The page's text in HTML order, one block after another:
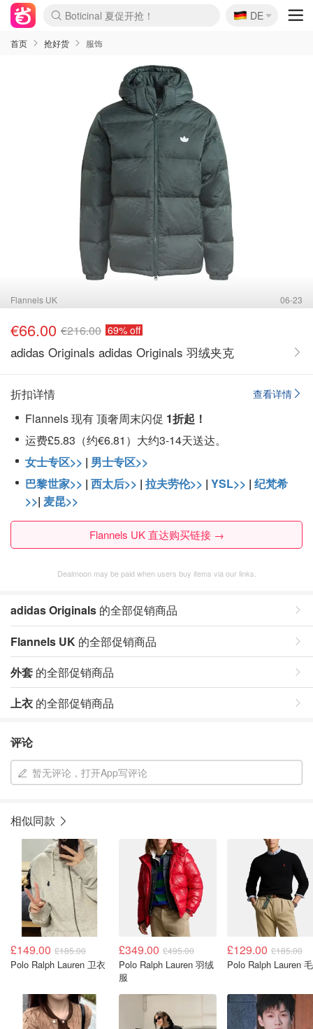
Boticinal 夏促开抢！
4折！lulu周四疯狂上新
还没结束！&OtherStories大促
Joybuy变相75折 随时失效
速领！Stanley独家85折
疑似霸哥！Camper额外叠85折
Zalando 奥莱闪促！每日更新
Moncler反季囤！5折起+叠9折
Coach Brooklyn仅€192
🇩🇪
DE
首页 抢好货 服饰
Flannels UK 06-23
€66.00 €216.00 69% off
adidas Originals adidas Originals 羽绒夹克
查看详情
折扣详情
Flannels 现有 顶奢周末闪促 1折起！
运费£5.83（约€6.81）大约3-14天送达。
女士专区>> | 男士专区>>
巴黎世家>> | 西太后>> | 拉夫劳伦>> | YSL>> | 纪梵希
>>| 麦昆>>
Flannels UK 直达购买链接 →
Dealmoon may be paid when users buy items via our links.
adidas Originals 的全部促销商品
Flannels UK 的全部促销商品
外套 的全部促销商品
上衣 的全部促销商品
评论
暂无评论，打开App写评论
相似同款
£149.00 £185.00
Polo Ralph Lauren 卫衣
£349.00 £495.00
Polo Ralph Lauren 羽绒
服
£129.00 £185.00
Polo Ralph Lauren